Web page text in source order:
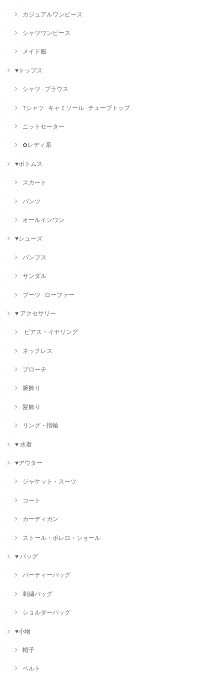
カジュアルワンピース
シャツワンピース
メイド服
♥トップス
シャツ · ブラウス
Tシャツ · キャミソール · チューブトップ
ニットセーター
✿レディ系
♥ボトムス
スカート
パンツ
オールインワン
♥シューズ
パンプス
サンダル
ブーツ · ローファー
♥ アクセサリー
ピアス・イヤリング
ネックレス
ブローチ
腕飾り
髪飾り
リング・指輪
♥ 水着
♥アウター
ジャケット・スーツ
コート
カーディガン
ストール・ボレロ・ショール
♥ バッグ
パーティーバッグ
刺繍バッグ
ショルダーバッグ
♥小物
帽子
ベルト